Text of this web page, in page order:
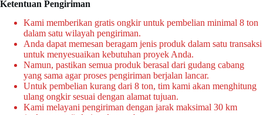
Ketentuan Pengiriman
Kami memberikan gratis ongkir untuk pembelian minimal 8 ton
dalam satu wilayah pengiriman.
Anda dapat memesan beragam jenis produk dalam satu transaksi
untuk menyesuaikan kebutuhan proyek Anda.
Namun, pastikan semua produk berasal dari gudang cabang
yang sama agar proses pengiriman berjalan lancar.
Untuk pembelian kurang dari 8 ton, tim kami akan menghitung
ulang ongkir sesuai dengan alamat tujuan.
Kami melayani pengiriman dengan jarak maksimal 30 km